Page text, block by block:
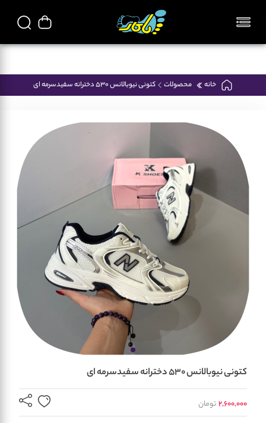
تمامی محصولات فروشگاه پاکار ایرانی میباشد
خانه محصولات کتونی نیوبالانس 530 دخترانه سفیدسرمه ای
کتونی نیوبالانس 530 دخترانه سفیدسرمه ای
2,600,000تومان